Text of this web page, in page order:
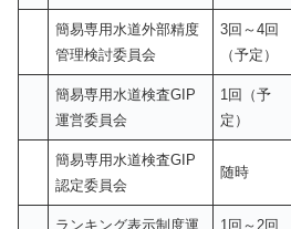
簡易専用水道外部精度
管理検討委員会
3回～4回
（予定）
簡易専用水道検査GIP
運営委員会
1回（予
定）
簡易専用水道検査GIP
認定委員会
随時
ランキング表示制度運
1回～2回